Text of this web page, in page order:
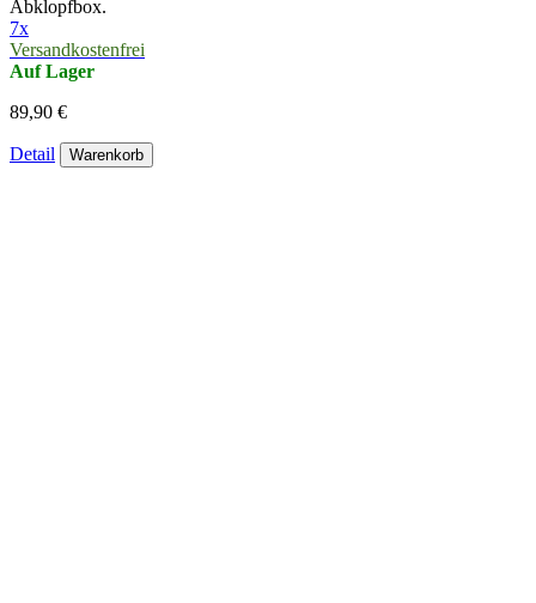
Abklopfbox.
7x
Versandkostenfrei
Auf Lager
89,90 €
Detail Warenkorb